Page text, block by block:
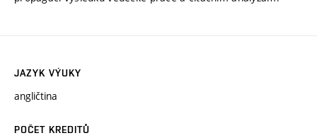
JAZYK VÝUKY
angličtina
POČET KREDITŮ